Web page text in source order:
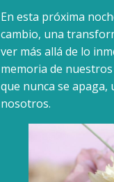
En esta próxima
cambio, una
ver más allá de lo
memoria de
que nunca se
nosotros.